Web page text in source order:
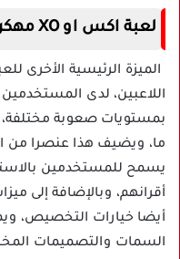
لعبة اكس او XO مهكرة
الميزة الرئيسية الأخرى
اللاعبين، لدى
بمستويات صعوبة
ما، ويضيف هذا عنصرا من
يسمح للمستخدمين
أقرانهم، وبالإضافة إلى
أيضا خيارات التخصيص،
السمات والتصميمات